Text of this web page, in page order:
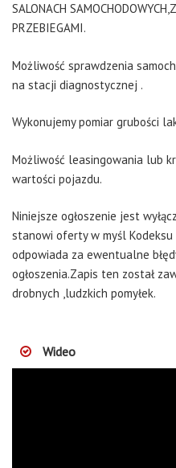
SALONACH
PRZEBIEGAMI.
Możliwość sprawdzenia
na stacji diagnostycznej .
Wykonujemy pomiar grubości
Możliwość leasingowania lub
wartości pojazdu.
Niniejsze ogłoszenie jest
stanowi oferty w myśl Kodeksu
odpowiada za ewentualne
ogłoszenia.Zapis ten został
drobnych ,ludzkich pomyłek.
Wideo